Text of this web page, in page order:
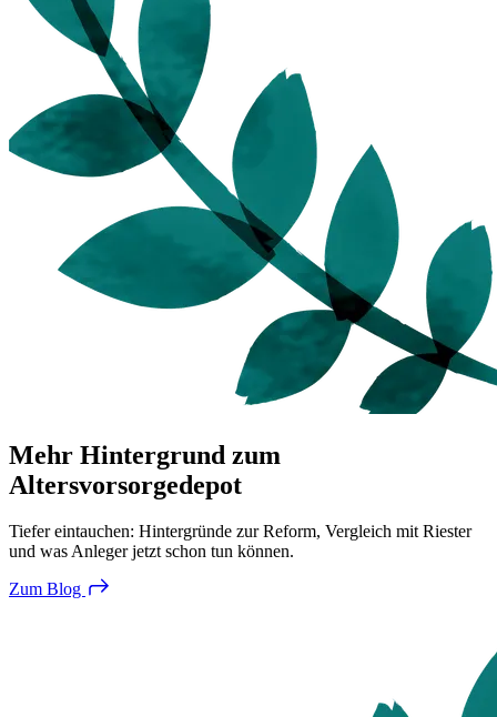
Mehr Hintergrund zum
Altersvorsorgedepot
Tiefer eintauchen: Hintergründe zur Reform, Vergleich mit Riester
und was Anleger jetzt schon tun können.
Zum Blog